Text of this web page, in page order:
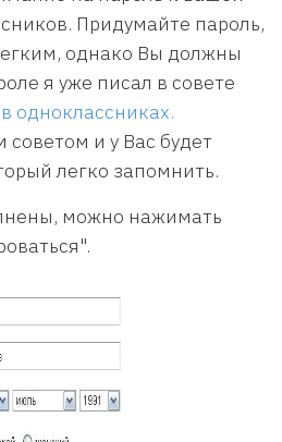
Придумайте пароль,
однако Вы должны
я уже писал в совете
одноклассниках.
советом и у Вас будет
легко запомнить.
можно нажимать